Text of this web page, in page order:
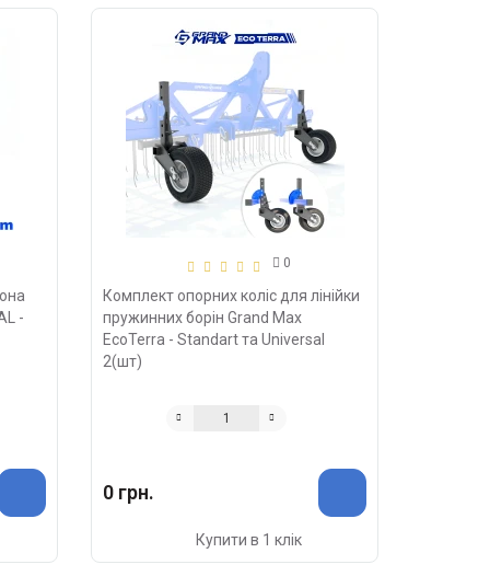
-
0
Комплект опорних коліс для лінійки
пружинних борін Grand Max
EcoTerra - Standart та Universal
2(шт)
0 грн.
Купити в 1 клік